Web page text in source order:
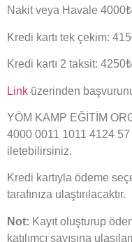
Nakit veya Havale 4000₺
Kredi kartı tek çekim:
Kredi kartı 2 taksit: 4250₺
Link üzerinden
YÖM KAMP EĞİTİM
4000 0011 1011 4124 57
iletebilirsiniz.
Kredi kartıyla ödeme
tarafınıza ulaştırılacaktır.
Not: Kayıt oluşturup
katılımcı sayısına